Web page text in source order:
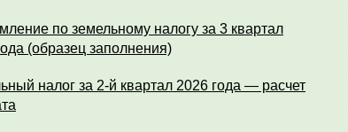
по земельному налогу за 3 квартал
(образец заполнения)
налог за 2-й квартал 2026 года — расчет